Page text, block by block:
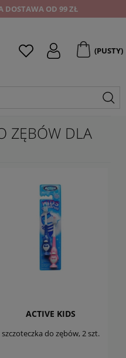
DOSTAWA OD 99 ZŁ
(PUSTY)
ZĘBÓW DLA
ACTIVE KIDS
szczoteczka do zębów, 2 szt.